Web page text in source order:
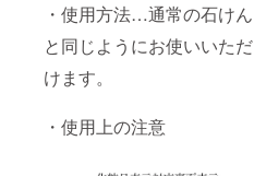
・使用方法…通常の石けん
と同じようにお使いいただ
けます。
・使用上の注意